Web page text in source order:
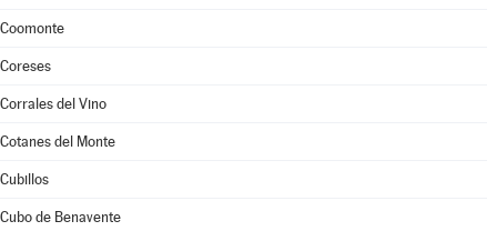
Coomonte
Coreses
Corrales del Vino
Cotanes del Monte
Cubillos
Cubo de Benavente